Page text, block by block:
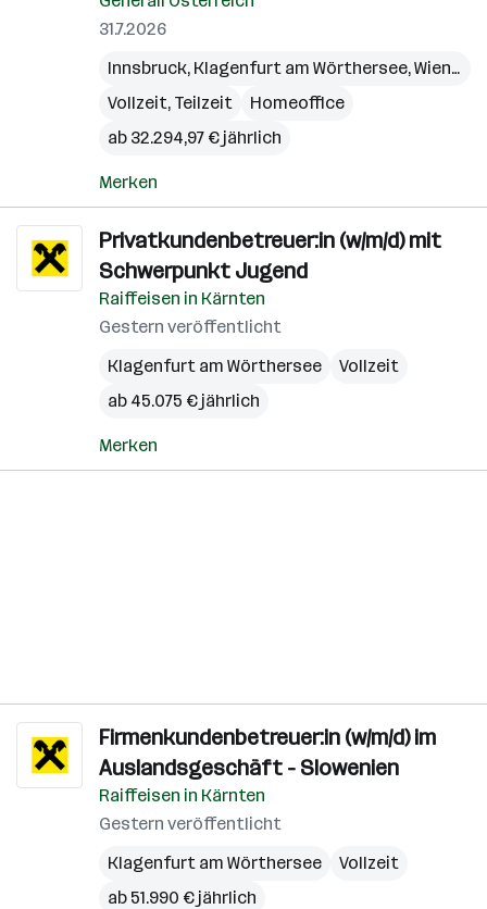
31.7.2026
Innsbruck, Klagenfurt am Wörthersee,Wien,
Vollzeit, Teilzeit
Homeoffice
ab 32.294,97 € jährlich
Merken
Privatkundenbetreuer:in (w/m/d) mit
Schwerpunkt Jugend
Raiffeisen in Kärnten
Gestern veröffentlicht
Klagenfurt am Wörthersee
Vollzeit
ab 45.075 € jährlich
Merken
Firmenkundenbetreuer:in (w/m/d) im
Auslandsgeschäft - Slowenien
Raiffeisen in Kärnten
Gestern veröffentlicht
Klagenfurt am Wörthersee
Vollzeit
ab 51.990 € jährlich